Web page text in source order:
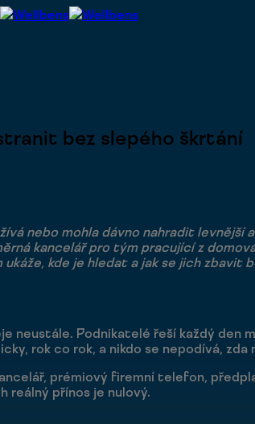
bez slepého škrtání
nebo mohla dávno nahradit levnější
kancelář pro tým pracující z
kde je hledat a jak se jich zbavit
Podnikatelé řeší každý den
rok co rok, a nikdo se nepodívá, zda
prémiový firemní telefon,
přínos je nulový.